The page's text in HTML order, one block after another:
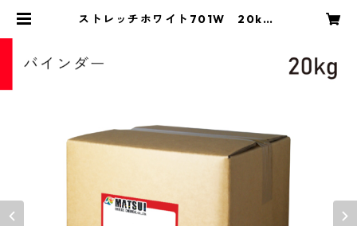
ストレッチホワイト701W 20kg |